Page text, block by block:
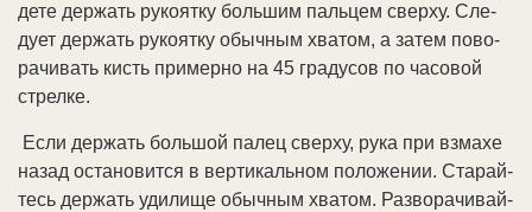
де­те дер­жать ру­ко­ят­ку боль­шим паль­цем свер­ху. Сле­
ду­ет дер­жать ру­ко­ят­ку обыч­ным хва­том, а за­тем по­во­
ра­чи­вать кисть при­мер­но на 45 гра­ду­сов по ча­со­вой
стрел­ке.
Ес­ли дер­жать боль­шой па­лец свер­ху, ру­ка при взма­хе
на­зад ос­та­но­вит­ся в вер­ти­каль­ном по­ло­же­нии. Ста­рай­
тесь дер­жать уди­ли­ще обыч­ным хва­том. Раз­во­ра­чи­вай­